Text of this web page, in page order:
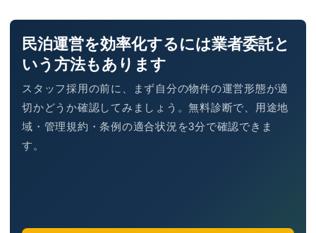
民泊運営を効率化するには業者委託と
いう方法もあります
スタッフ採用の前に、まず自分の物件の運営形態が適
切かどうか確認してみましょう。無料診断で、用途地
域・管理規約・条例の適合状況を3分で確認できま
す。